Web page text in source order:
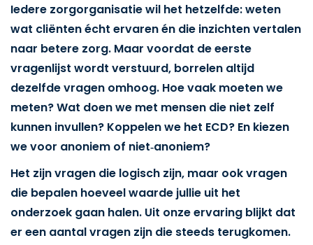
Iedere zorgorganisatie wil het hetzelfde: weten
wat cliënten écht ervaren én die inzichten vertalen
naar betere zorg. Maar voordat de eerste
vragenlijst wordt verstuurd, borrelen altijd
dezelfde vragen omhoog. Hoe vaak moeten we
meten? Wat doen we met mensen die niet zelf
kunnen invullen? Koppelen we het ECD? En kiezen
we voor anoniem of niet‑anoniem?
Het zijn vragen die logisch zijn, maar ook vragen
die bepalen hoeveel waarde jullie uit het
onderzoek gaan halen. Uit onze ervaring blijkt dat
er een aantal vragen zijn die steeds terugkomen.